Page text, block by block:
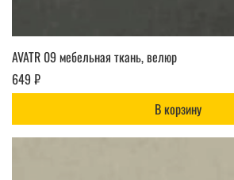
AVATR 09 мебельная ткань, велюр
649 ₽
В корзину